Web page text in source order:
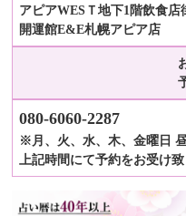
アピアWESＴ地下1階飲食店
開運館E&E札幌アピア店
080-6060-2287
※月、火、水、木、金曜日
上記時間にて予約をお受け致